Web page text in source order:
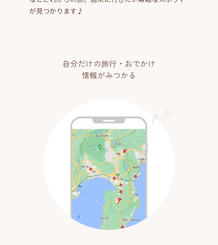
が見つかります♪
自分だけの旅行・おでかけ
情報がみつかる